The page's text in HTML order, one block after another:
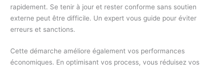
rapidement. Se tenir à jour et rester conforme sans soutien
externe peut être difficile. Un expert vous guide pour éviter
erreurs et sanctions.
Cette démarche améliore également vos performances
économiques. En optimisant vos process, vous réduisez vos